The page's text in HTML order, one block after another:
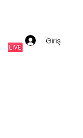
Giriş